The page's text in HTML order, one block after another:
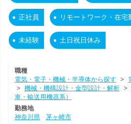
正社員 リモートワーク・在宅
未経験 土日祝日休み
職種
電気・電子・機械・半導体から探す >
> 機械・機構設計・金型設計・解析>
車・輸送用機器系）
勤務地
神奈川県
茅ヶ崎市